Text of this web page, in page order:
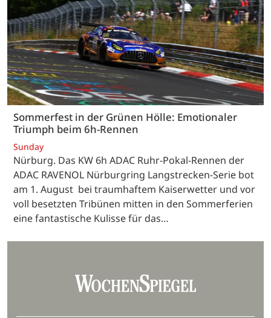
Sommerfest in der Grünen Hölle: Emotionaler
Triumph beim 6h-Rennen
Sunday
Nürburg. Das KW 6h ADAC Ruhr-Pokal-Rennen der
ADAC RAVENOL Nürburgring Langstrecken-Serie bot
am 1. August bei traumhaftem Kaiserwetter und vor
voll besetzten Tribünen mitten in den Sommerferien
eine fantastische Kulisse für das…